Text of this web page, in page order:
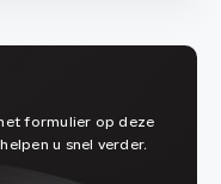
formulier op deze
u snel verder.